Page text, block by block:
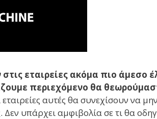
εταιρείες ακόμα πιο άμεσο
περιεχόμενο θα
αυτές θα συνεχίσουν να
υπάρχει αμφιβολία σε τι θα